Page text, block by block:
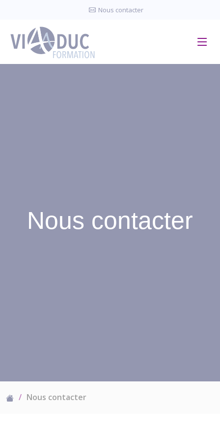
Nous contacter
Nous contacter
Nous contacter
Panneau de gestion des cookies